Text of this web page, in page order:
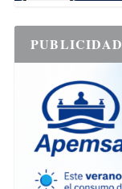
PUBLICIDAD